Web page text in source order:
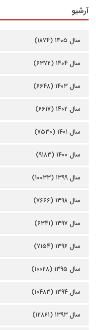
آرشیو
سال ۱۴۰۵ (۱۸۷۴)
سال ۱۴۰۴ (۶۳۷۲)
سال ۱۴۰۳ (۶۶۴۸)
سال ۱۴۰۲ (۶۶۱۷)
سال ۱۴۰۱ (۷۵۳۰)
سال ۱۴۰۰ (۹۱۸۳)
سال ۱۳۹۹ (۱۰۰۳۳)
سال ۱۳۹۸ (۷۶۶۶)
سال ۱۳۹۷ (۶۳۴۱)
سال ۱۳۹۶ (۷۱۵۴)
سال ۱۳۹۵ (۱۰۰۲۸)
سال ۱۳۹۴ (۱۰۴۸۳)
سال ۱۳۹۳ (۱۲۸۶۱)